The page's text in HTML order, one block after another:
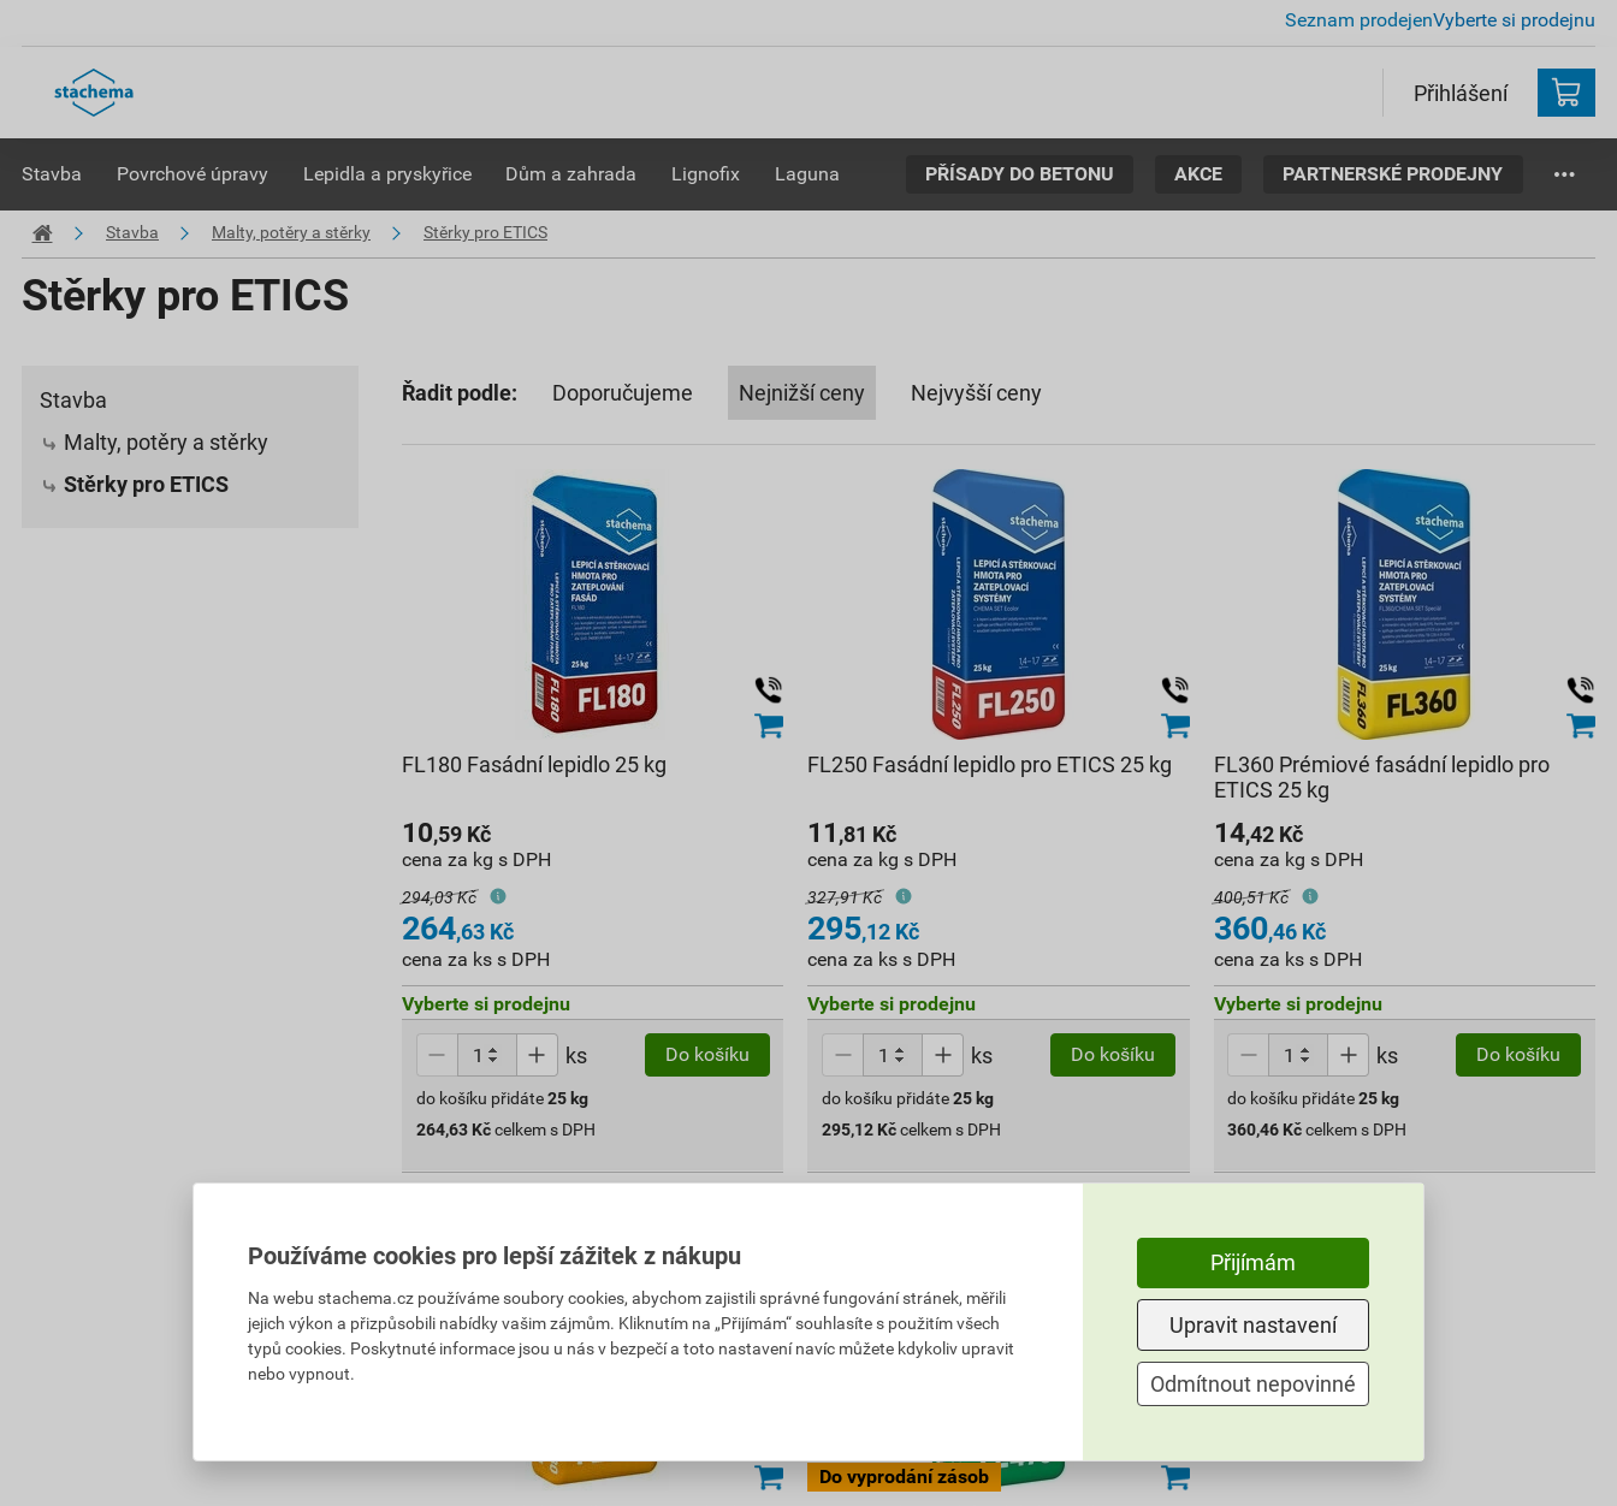
Seznam prodejenVyberte si prodejnu
Přihlášení
Stavba Povrchové úpravy Lepidla a pryskyřice Dům a zahrada Lignofix Laguna PŘÍSADY DO BETONU AKCE PARTNERSKÉ PRODEJNY
Stavba Malty, potěry a stěrky Stěrky pro ETICS
Stěrky pro ETICS
Stavba
Malty, potěry a stěrky
Stěrky pro ETICS
Řadit podle: Doporučujeme Nejnižší ceny Nejvyšší ceny
FL180 Fasádní lepidlo 25 kg
10,59 Kč
cena za kg s DPH
294,03 Kč
264,63 Kč
cena za ks s DPH
Vyberte si prodejnu
ks Do košíku
do košíku přidáte 25 kg
264,63 Kč celkem s DPH
FL250 Fasádní lepidlo pro ETICS 25 kg
11 ,81 Kč
cena za kg s DPH
327,91 Kč
295,12 Kč
cena za ks s DPH
Vyberte si prodejnu
ks Do košíku
do košíku přidáte25 kg
295,12 Kčcelkem s DPH
FL360 Prémiové fasádní lepidlo pro
ETICS 25 kg
14,42Kč
cena za kg s DPH
400,51 Kč
360,46Kč
cena za ks s DPH
Vyberte si prodejnu
ks Do košíku
do košíku přidáte 25 kg
360,46 Kč celkem s DPH
Používáme cookies pro lepší zážitek z nákupu
Na webu stachema.cz používáme soubory cookies, abychom zajistili správné fungování stránek, měřili
jejich výkon a přizpůsobili nabídky vašim zájmům. Kliknutím na „Přijímám“ souhlasíte s použitím všech
typů cookies. Poskytnuté informace jsou u nás v bezpečí a toto nastavení navíc můžete kdykoliv upravit
nebo vypnout.
Přijímám
Upravit nastavení
Odmítnout nepovinné